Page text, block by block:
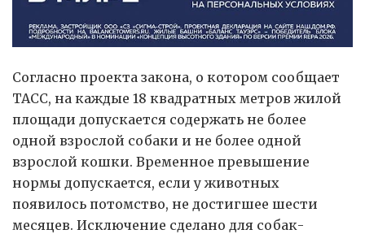
Согласно проекта закона, о котором сообщает
ТАСС, на каждые 18 квадратных метров жилой
площади допускается содержать не более
одной взрослой собаки и не более одной
взрослой кошки. Временное превышение
нормы допускается, если у животных
появилось потомство, не достигшее шести
месяцев. Исключение сделано для собак-